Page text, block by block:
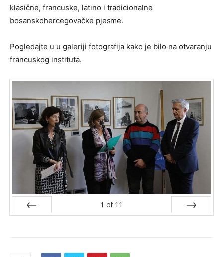
klasične, francuske, latino i tradicionalne
bosanskohercegovačke pjesme.
Pogledajte u u galeriji fotografija kako je bilo na otvaranju
francuskog instituta.
1 of 11